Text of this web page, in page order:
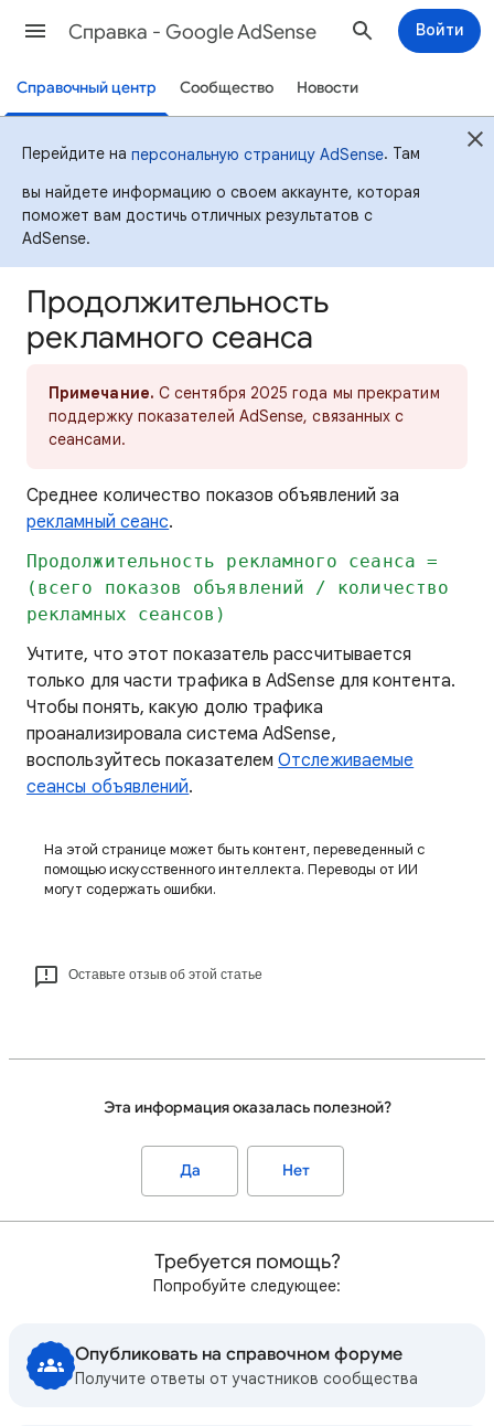
Cправка - Google AdSense Войти
Справочный центр Сообщество Новости
Перейдите на персональную страницу AdSense. Там
вы найдете информацию о своем аккаунте, которая
поможет вам достичь отличных результатов с
AdSense.
Продолжительность
рекламного сеанса
Примечание. С сентября 2025 года мы прекратим
поддержку показателей AdSense, связанных с
сеансами.
Среднее количество показов объявлений за
рекламный сеанс.
Продолжительность рекламного сеанса =
(всего показов объявлений / количество
рекламных сеансов)
Учтите, что этот показатель рассчитывается
только для части трафика в AdSense для контента.
Чтобы понять, какую долю трафика
проанализировала система AdSense,
воспользуйтесь показателемОтслеживаемые
сеансы объявлений.
На этой странице может быть контент, переведенный с
помощью искусственного интеллекта. Переводы от ИИ
могут содержать ошибки.
Оставьте отзыв об этой статье
Эта информация оказалась полезной?
Да Нет
Требуется помощь?
Попробуйте следующее:
Опубликовать на справочном форуме
Получите ответы от участников сообщества